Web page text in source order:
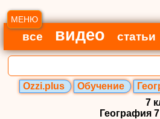
МЕНЮ
все видео статьи
Ozzi.plus Обучение
7
География